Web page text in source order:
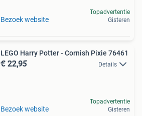
Bezoek website
Topadvertentie
Gisteren
LEGO Harry Potter - Cornish Pixie 76461
€ 22,95 Details
Bezoek website
Topadvertentie
Gisteren